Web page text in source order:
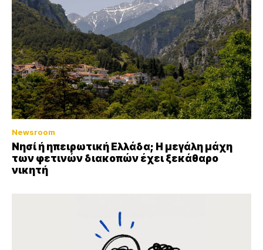
Newsroom
Νησί ή ηπειρωτική Ελλάδα; Η μεγάλη μάχη
των φετινών διακοπών έχει ξεκάθαρο
νικητή